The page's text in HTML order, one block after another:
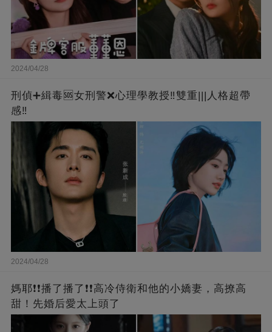
2024/04/28
刑偵➕緝毒🆘女刑警❌心理學教授‼️雙重|||人格超帶
感‼️
2024/04/28
媽耶❗❗播了播了❗❗高冷侍衛和他的小嬌妻，高撩高
甜！先婚后愛太上頭了